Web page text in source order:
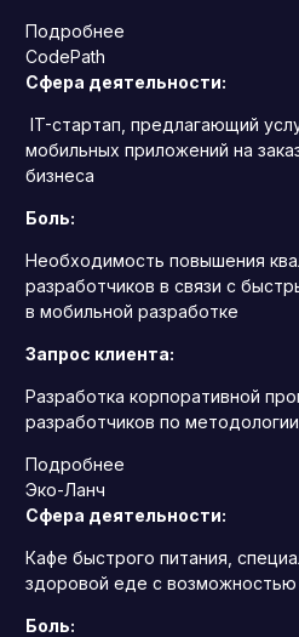
Подробнее
CodePath
Сфера деятельности:
IT-стартап, предлагающий
мобильных приложений на
бизнеса
Боль:
Необходимость повышения
разработчиков в связи с
в мобильной разработке
Запрос клиента:
Разработка корпоративной
разработчиков по
Подробнее
Эко-Ланч
Сфера деятельности:
Кафе быстрого питания,
здоровой еде с возможностью
Боль: